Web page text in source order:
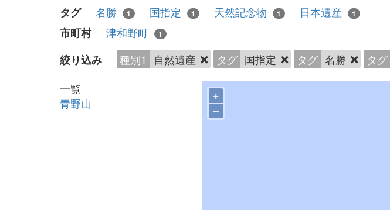
タグ 名勝 1 国指定 1 天然記念物 1 日本遺産 1
市町村 津和野町 1
絞り込み 種別1 自然遺産 タグ 国指定 タグ 名勝 タグ
一覧
青野山
+
–